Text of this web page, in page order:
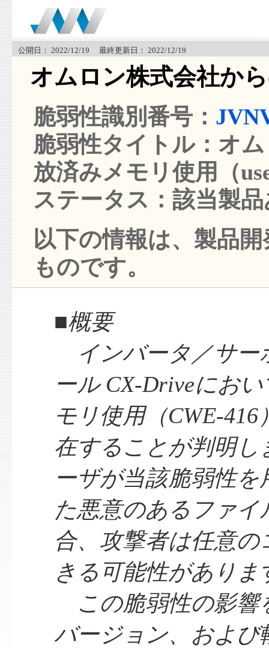
公開日： 2022/12/19 最終更新日： 2022/12/19
オムロン株式会社か
脆弱性識別番号：
脆弱性タイトル：オ
放済みメモリ使用（
ステータス：該当製
以下の情報は、製品
ものです。
■概要
インバータ／サー
ール CX-Driveにお
モリ使用（CWE-
在することが判明し
ーザが当該脆弱性
た悪意のあるファイ
合、攻撃者は任意の
きる可能性がありま
この脆弱性の影響
バージョン、および